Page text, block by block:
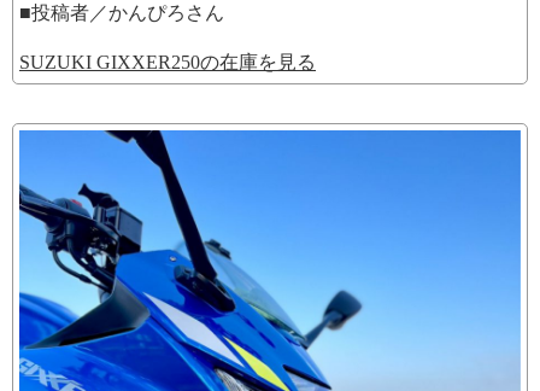
■投稿者／かんぴろさん
SUZUKI GIXXER250の在庫を見る